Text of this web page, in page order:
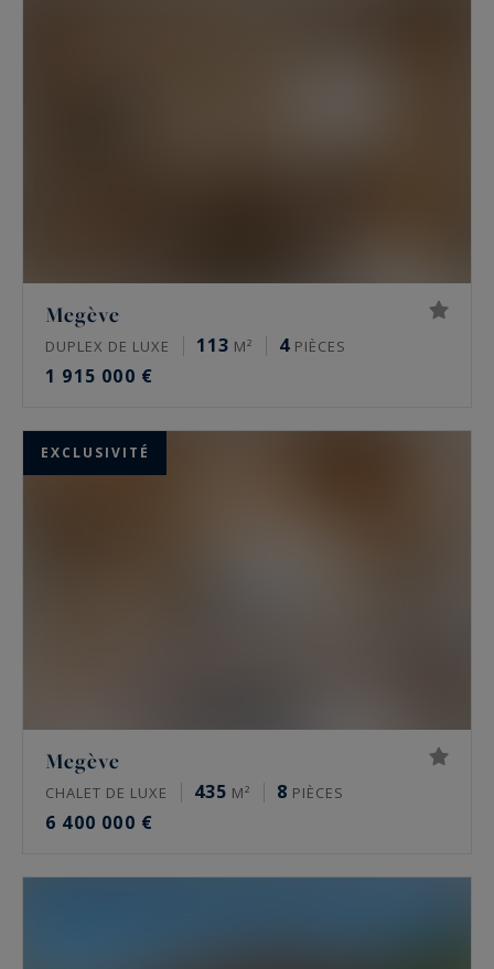
Megève
DUPLEX DE LUXE 113 M² 4 PIÈCES
1 915 000 €
EXCLUSIVITÉ
Megève
CHALET DE LUXE 435 M² 8 PIÈCES
6 400 000 €